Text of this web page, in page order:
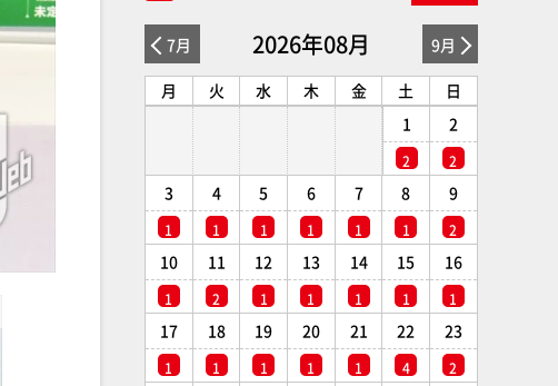
7月 2026年08月 9月
月 火 水 木 金 土
日
1
2
2
2
3
1
4
1
5
1
6
1
7
1
8
1
9
2
10
1
11
2
12
1
13
1
14
1
15
1
16
1
17
1
18
1
19
1
20
1
21
1
22
4
23
2